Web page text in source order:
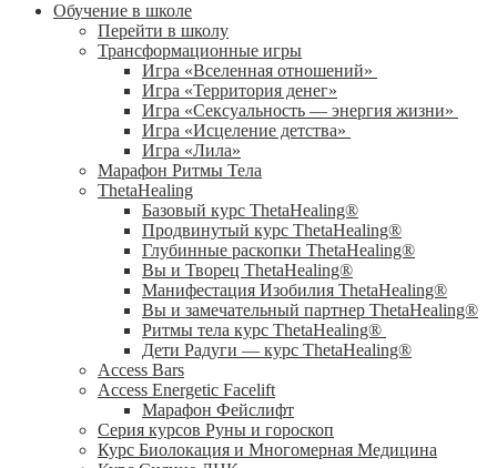
Обучение в школе
Перейти в школу
Трансформационные игры
Игра «Вселенная отношений»
Игра «Территория денег»
Игра «Сексуальность — энергия жизни»
Игра «Исцеление детства»
Игра «Лила»
Марафон Ритмы Тела
ThetaHealing
Базовый курс ThetaHealing®
Продвинутый курс ThetaHealing®
Глубинные раскопки ThetaHealing®
Вы и Творец ThetaHealing®
Манифестация Изобилия ThetaHealing®
Вы и замечательный партнер ThetaHealing®
Ритмы тела курс ThetaHealing®
Дети Радуги — курс ThetaHealing®
Access Bars
Access Energetic Facelift
Марафон Фейслифт
Серия курсов Руны и гороскоп
Курс Биолокация и Многомерная Медицина